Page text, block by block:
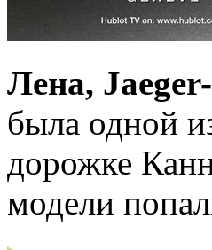
Лена,
была одной
дорожке
модели